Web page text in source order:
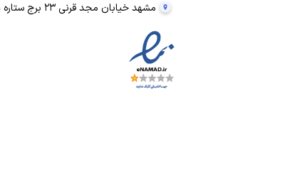
مشهد خیابان مجد قرنی ۲۳ برج ستاره مجد ۲